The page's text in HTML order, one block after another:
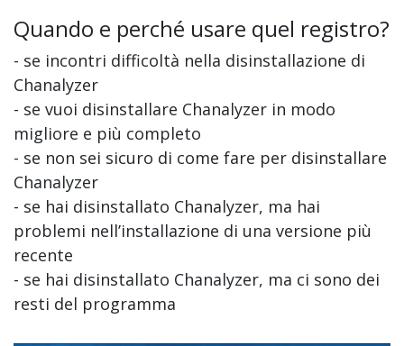
Quando e perché usare quel registro?
- se incontri difficoltà nella disinstallazione di
Chanalyzer
- se vuoi disinstallare Chanalyzer in modo
migliore e più completo
- se non sei sicuro di come fare per disinstallare
Chanalyzer
- se hai disinstallato Chanalyzer, ma hai
problemi nell’installazione di una versione più
recente
- se hai disinstallato Chanalyzer, ma ci sono dei
resti del programma